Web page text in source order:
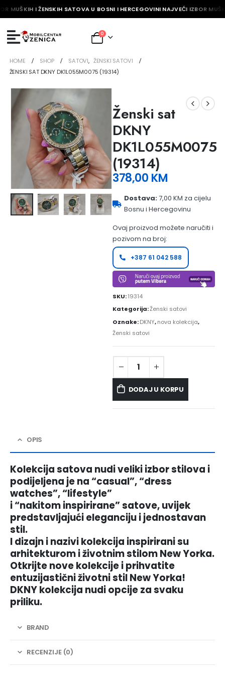
MUŠKIH I ŽENSKIH SATOVA U BOSNI I HERCEGOVINI NAJVEĆI IZBOR
0
HOME SHOP SATOVI, ŽENSKI SATOVI
ŽENSKI SAT DKNY DK1L055M0075 (19314)
Ženski sat
DKNY
DK1L055M0075
(19314)
378,00 KM
Dostava:7,00 KM za cijelu
Bosnu i Hercegovinu
Ovaj proizvod možete naručiti i
pozivom na broj:
+387 61 042 588
SKU:19314
Kategorija:Ženski satovi
Oznake:DKNY,nova kolekcija,
Ženski satovi
DODAJ U KORPU
OPIS
Kolekcija satova nudi veliki izbor stilova i
podijeljena je na “casual”, “dress
watches”, “lifestyle”
i “nakitom inspirirane” satove, uvijek
predstavljajući eleganciju i jednostavan
stil.
I dizajn i nazivi kolekcija inspirirani su
arhitekturom i životnim stilom New Yorka.
Otkrijte nove kolekcije i prihvatite
entuzijastični životni stil New Yorka!
DKNY kolekcija nudi opcije za svaku
priliku.
BRAND
RECENZIJE (0)